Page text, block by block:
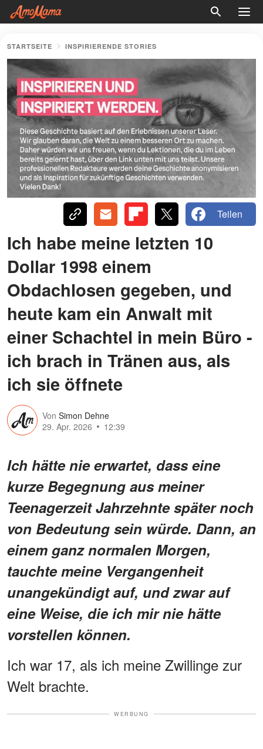
STARTSEITE INSPIRIERENDE STORIES
Teilen
Ich habe meine letzten 10
Dollar 1998 einem
Obdachlosen gegeben, und
heute kam ein Anwalt mit
einer Schachtel in mein Büro -
ich brach in Tränen aus, als
ich sie öffnete
Von Simon Dehne
29. Apr. 2026
12:39
Ich hätte nie erwartet, dass eine
kurze Begegnung aus meiner
Teenagerzeit Jahrzehnte später noch
von Bedeutung sein würde. Dann, an
einem ganz normalen Morgen,
tauchte meine Vergangenheit
unangekündigt auf, und zwar auf
eine Weise, die ich mir nie hätte
vorstellen können.
Ich war 17, als ich meine Zwillinge zur
Welt brachte.
WERBUNG